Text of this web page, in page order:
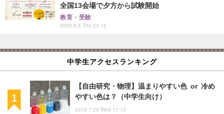
全国13会場で夕方から試験開始
教育・受験
2026.8.6 Thu 20:15
中学生アクセスランキング
【自由研究・物理】温まりやすい色 or 冷め
やすい色は？（中学生向け）
2018.7.25 Wed 17:15